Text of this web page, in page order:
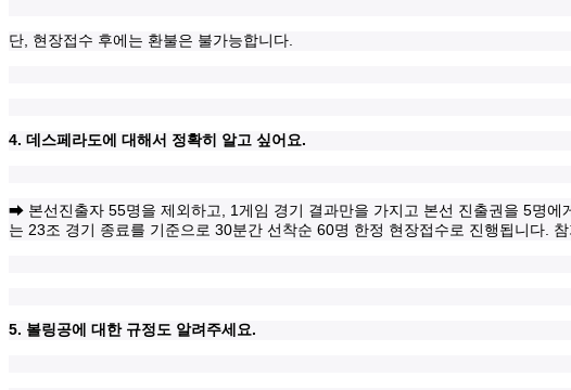
단, 현장접수 후에는 환불은 불가능합니다.
4. 데스페라도에 대해서 정확히 알고 싶어요.
➡ 본선진출자 55명을 제외하고, 1게임 경기 결과만을 가지고 본선 진출권을 5명에
는 23조 경기 종료를 기준으로 30분간 선착순 60명 한정 현장접수로 진행됩니다.
5. 볼링공에 대한 규정도 알려주세요.